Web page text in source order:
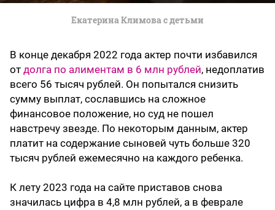
Екатерина Климова с детьми
В конце декабря 2022 года актер почти избавился
от долга по алиментам в 6 млн рублей, недоплатив
всего 56 тысяч рублей. Он попытался снизить
сумму выплат, сославшись на сложное
финансовое положение, но суд не пошел
навстречу звезде. По некоторым данным, актер
платит на содержание сыновей чуть больше 320
тысяч рублей ежемесячно на каждого ребенка.
К лету 2023 года на сайте приставов снова
значилась цифра в 4,8 млн рублей, а в феврале